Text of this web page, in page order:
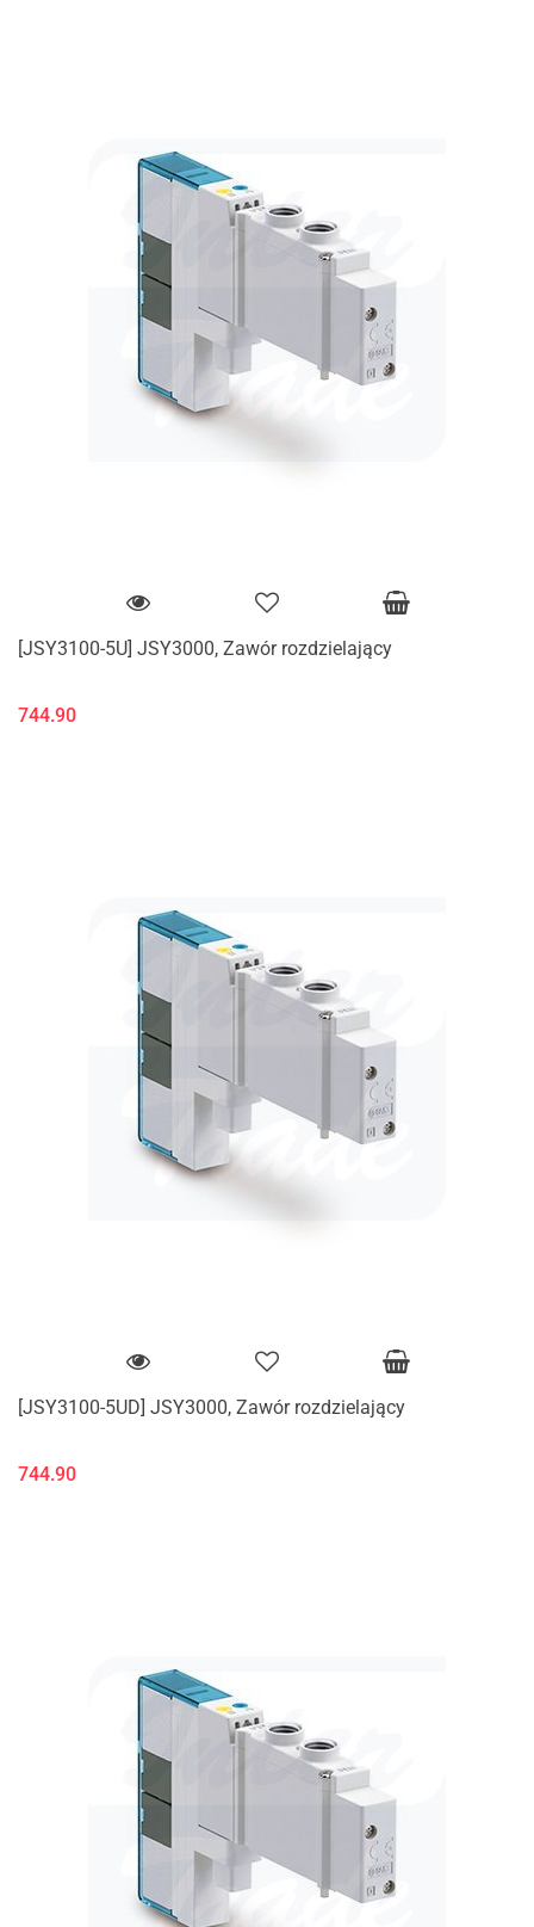
[JSY3100-5U] JSY3000, Zawór rozdzielający
744.90
[JSY3100-5UD] JSY3000, Zawór rozdzielający
744.90